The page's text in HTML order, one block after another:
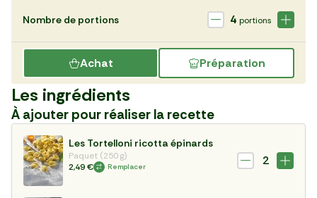
Achat Préparation
Nombre de portions 4 portions
Les ingrédients
À ajouter pour réaliser la recette
Les Tortelloni ricotta épinards
Paquet (250 g)
2,49 €
Remplacer 2